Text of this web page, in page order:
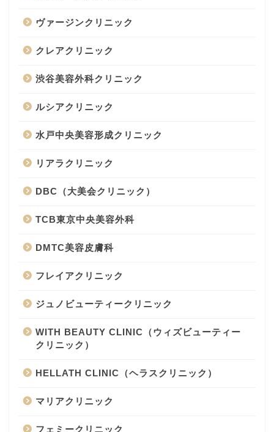
ヴァージンクリニック
クレアクリニック
渋谷美容外科クリニック
ルシアクリニック
水戸中央美容形成クリニック
リアラクリニック
DBC（大美会クリニック）
TCB東京中央美容外科
DMTC美容皮膚科
フレイアクリニック
ジュノビューティークリニック
WITH BEAUTY CLINIC（ウィズビューティー
クリニック）
HELLATH CLINIC（ヘラスクリニック）
マリアクリニック
フェミークリニック